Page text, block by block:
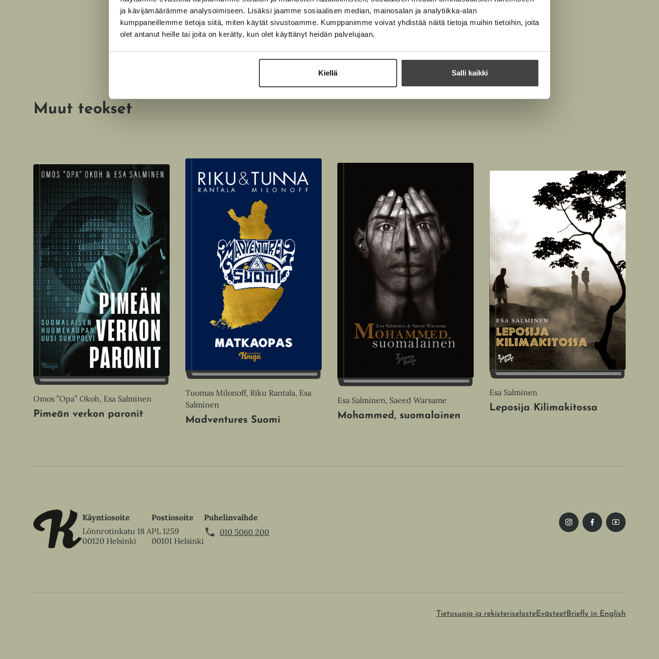
ja kävijämäärämme analysoimiseen. Lisäksi jaamme sosiaalisen median, mainosalan ja analytiikka-alan
kumppaneillemme tietoja siitä, miten käytät sivustoamme. Kumppanimme voivat yhdistää näitä tietoja muihin tietoihin, joita
olet antanut heille tai joita on kerätty, kun olet käyttänyt heidän palvelujaan.
Kiellä Salli kaikki
Muut teokset
Omos ”Opa” Okoh, Esa Salminen
Pimeän verkon paronit
Tuomas Milonoff, Riku Rantala, Esa
Salminen
Madventures Suomi
Esa Salminen, Saeed Warsame
Mohammed, suomalainen
Esa Salminen
Leposija Kilimakitossa
Käyntiosoite
Lönnrotinkatu 18 A
00120 Helsinki
Postiosoite
PL 1259
00101 Helsinki
Puhelinvaihde
010 5060 200
Tietosuoja ja rekisteriselosteEvästeetBriefly in English